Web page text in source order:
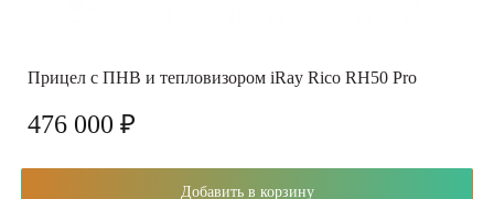
Прицел с ПНВ и тепловизором iRay Rico RH50 Pro
476 000 ₽
Добавить в корзину